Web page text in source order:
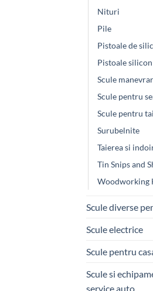
Nituri
Pile
Pistoale de
Pistoale silicon
Scule
Scule pentru
Scule pentru
Surubelnite
Taierea si
Tin Snips and
Woodworking
Scule diverse
Scule electrice
Scule pentru
Scule si
service auto